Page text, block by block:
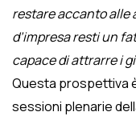
restare accanto alle
d’impresa resti un
capace di attrarre i
Questa prospettiva
sessioni plenarie